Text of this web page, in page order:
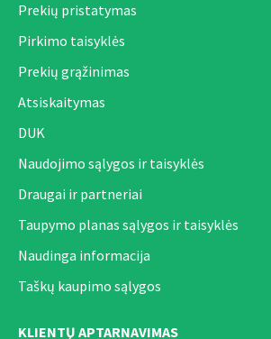
Prekių pristatymas
Pirkimo taisyklės
Prekių grąžinimas
Atsiskaitymas
DUK
Naudojimo sąlygos ir taisyklės
Draugai ir partneriai
Taupymo planas sąlygos ir taisyklės
Naudinga informacija
Taškų kaupimo sąlygos
KLIENTŲ APTARNAVIMAS